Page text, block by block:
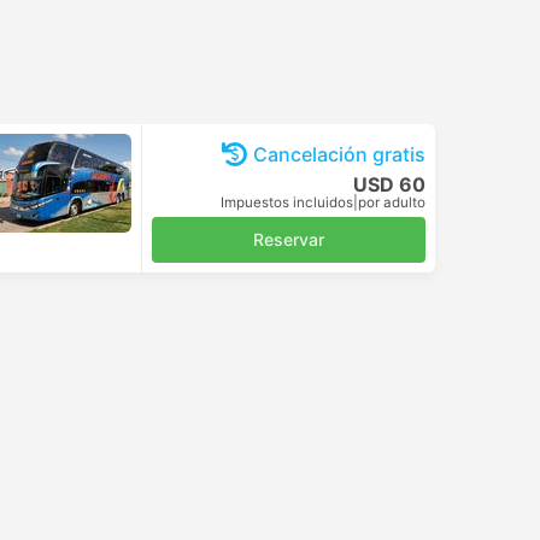
Cancelación gratis
USD 60
Impuestos incluidos por adulto
Reservar